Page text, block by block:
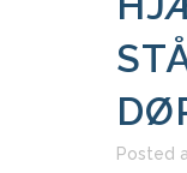
Posted